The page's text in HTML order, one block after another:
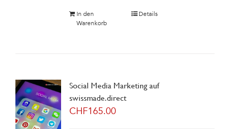
In den
Warenkorb
Details
Social Media Marketing auf
swissmade.direct
CHF165.00